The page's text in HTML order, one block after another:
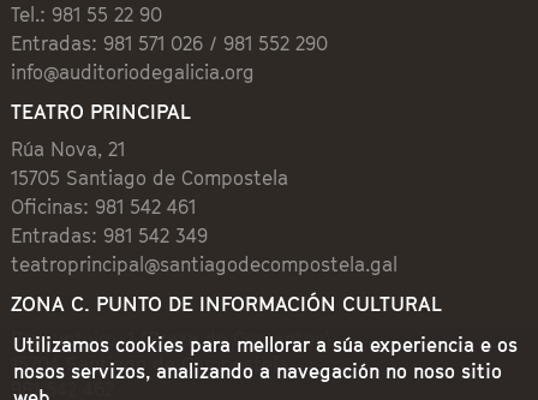
Tel.: 981 55 22 90
Entradas: 981 571 026 / 981 552 290
info@auditoriodegalicia.org
TEATRO PRINCIPAL
Rúa Nova, 21
15705 Santiago de Compostela
Oficinas: 981 542 461
Entradas: 981 542 349
teatroprincipal@santiagodecompostela.gal
ZONA C. PUNTO DE INFORMACIÓN CULTURAL
Preguntoiro, 1 (Praza de Cervantes)
15704 Santiago de Compostela
981 542 462
Utilizamos cookies para mellorar a súa experiencia e os
nosos servizos, analizando a navegación no noso sitio